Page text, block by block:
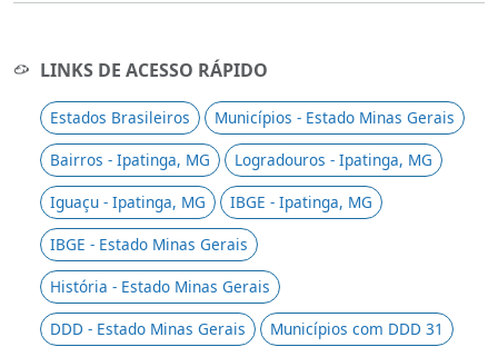
LINKS DE ACESSO RÁPIDO
Estados Brasileiros
Municípios - Estado Minas Gerais
Bairros - Ipatinga, MG
Logradouros - Ipatinga, MG
Iguaçu - Ipatinga, MG
IBGE - Ipatinga, MG
IBGE - Estado Minas Gerais
História - Estado Minas Gerais
DDD - Estado Minas Gerais
Municípios com DDD 31